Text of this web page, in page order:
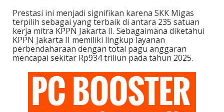
Prestasi ini menjadi signifikan karena SKK Migas
terpilih sebagai yang terbaik di antara 235 satuan
kerja mitra KPPN Jakarta II. Sebagaimana diketahui
KPPN Jakarta II memiliki lingkup layanan
perbendaharaan dengan total pagu anggaran
mencapai sekitar Rp934 triliun pada tahun 2025.